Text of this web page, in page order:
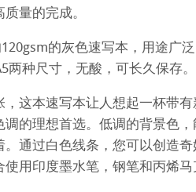
Rag铂金印相纸
Methods
My Art Registry
Pastel
系列美术纸
Paper
纸
量的完成。
的灰色速写本，用途广
两种尺寸，无酸，可长久保存。
这本速写本让人想起一杯带有
调的理想首选。低调的背景色
。通过白色线条，您可以创造
用印度墨水笔，钢笔和丙烯马